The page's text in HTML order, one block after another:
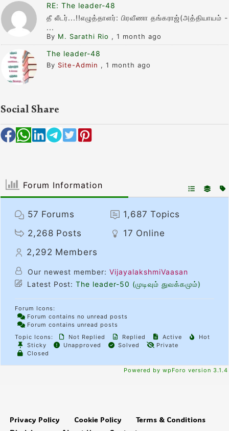
RE: The leader-48
தீ லீடர்...!!எழுத்தாளர்: பிரவீணா தங்கராஜ்(அத்தியாயம் -
...
By M. Sarathi Rio , 1 month ago
The leader-48
By Site-Admin , 1 month ago
Social Share
Forum Information
57 Forums 1,687 Topics
2,268 Posts 17 Online
2,292 Members
Our newest member: VijayalakshmiVaasan
Latest Post: The leader-50 (முடிவும் துவக்கமும்)
Forum Icons:
Forum contains no unread posts
Forum contains unread posts
Topic Icons:
Not Replied Replied Active
Hot
Sticky
Unapproved Solved
Private
Closed
Powered by wpForo version 3.1.4
Privacy Policy Cookie Policy
Terms & Conditions